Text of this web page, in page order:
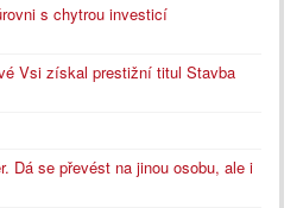
s chytrou investicí
Vsi získal prestižní titul Stavba
Dá se převést na jinou osobu, ale i